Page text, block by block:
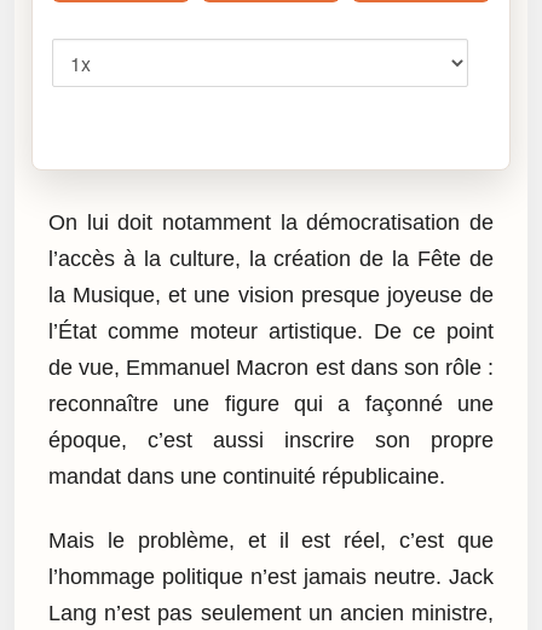
On lui doit notamment la démocratisation de
l’accès à la culture, la création de la Fête de
la Musique, et une vision presque joyeuse de
l’État comme moteur artistique. De ce point
de vue, Emmanuel Macron est dans son rôle :
reconnaître une figure qui a façonné une
époque, c’est aussi inscrire son propre
mandat dans une continuité républicaine.
Mais le problème, et il est réel, c’est que
l’hommage politique n’est jamais neutre. Jack
Lang n’est pas seulement un ancien ministre,